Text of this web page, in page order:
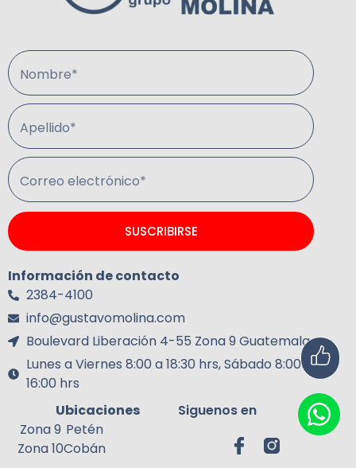
Nombre*
Apellido*
Correo electrónico*
SUSCRIBIRSE
Información de contacto
2384-4100
info@gustavomolina.com
Boulevard Liberación 4-55 Zona 9 Guatemala.
Lunes a Viernes 8:00 a 18:30 hrs, Sábado 8:00 a
16:00 hrs
Ubicaciones
Zona 9
Zona 10
Petén
Cobán
Siguenos en